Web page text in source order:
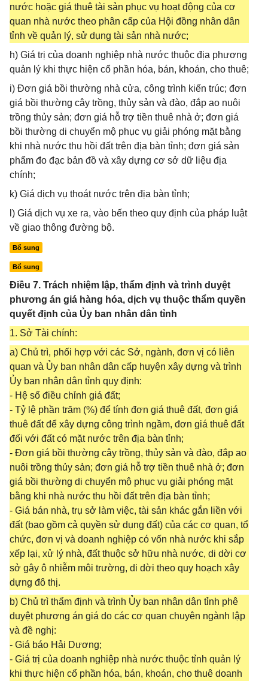
nước hoặc giá thuê tài sản phục vụ hoạt động của cơ
quan nhà nước theo phân cấp của Hội đồng nhân dân
tỉnh về quản lý, sử dụng tài sản nhà nước;
h) Giá trị của doanh nghiệp nhà nước thuộc địa phương
quản lý khi thực hiện cổ phần hóa, bán, khoán, cho thuê;
i) Đơn giá bồi thường nhà cửa, công trình kiến trúc; đơn
giá bồi thường cây trồng, thủy sản và đào, đắp ao nuôi
trồng thủy sản; đơn giá hỗ trợ tiền thuê nhà ở; đơn giá
bồi thường di chuyển mộ phục vụ giải phóng mặt bằng
khi nhà nước thu hồi đất trên địa bàn tỉnh; đơn giá sản
phẩm đo đạc bản đồ và xây dựng cơ sở dữ liệu địa
chính;
k) Giá dịch vụ thoát nước trên địa bàn tỉnh;
l) Giá dịch vụ xe ra, vào bến theo quy định của pháp luật
về giao thông đường bộ.
Bổ sung
Bổ sung
Điều 7. Trách nhiệm lập, thẩm định và trình duyệt
phương án giá hàng hóa, dịch vụ thuộc thẩm quyền
quyết định của Ủy ban nhân dân tỉnh
1. Sở Tài chính:
a) Chủ trì, phối hợp với các Sở, ngành, đơn vị có liên
quan và Ủy ban nhân dân cấp huyện xây dựng và trình
Ủy ban nhân dân tỉnh quy định:
- Hệ số điều chỉnh giá đất;
- Tỷ lệ phần trăm (%) để tính đơn giá thuê đất, đơn giá
thuê đất để xây dựng công trình ngầm, đơn giá thuê đất
đối với đất có mặt nước trên địa bàn tỉnh;
- Đơn giá bồi thường cây trồng, thủy sản và đào, đắp ao
nuôi trồng thủy sản; đơn giá hỗ trợ tiền thuê nhà ở; đơn
giá bồi thường di chuyển mộ phục vụ giải phóng mặt
bằng khi nhà nước thu hồi đất trên địa bàn tỉnh;
- Giá bán nhà, trụ sở làm việc, tài sản khác gắn liền với
đất (bao gồm cả quyền sử dụng đất) của các cơ quan, tổ
chức, đơn vị và doanh nghiệp có vốn nhà nước khi sắp
xếp lại, xử lý nhà, đất thuộc sở hữu nhà nước, di dời cơ
sở gây ô nhiễm môi trường, di dời theo quy hoạch xây
dựng đô thị.
b) Chủ trì thẩm định và trình Ủy ban nhân dân tỉnh phê
duyệt phương án giá do các cơ quan chuyên ngành lập
và đề nghị:
- Giá báo Hải Dương;
- Giá trị của doanh nghiệp nhà nước thuộc tỉnh quản lý
khi thực hiện cổ phần hóa, bán, khoán, cho thuê doanh